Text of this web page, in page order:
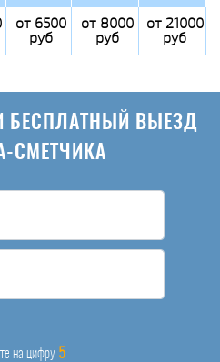
от 6500
руб
от 8000
руб
от 21000
руб
БЕСПЛАТНЫЙ ВЫЕЗД
СМЕТЧИКА
на цифру 5